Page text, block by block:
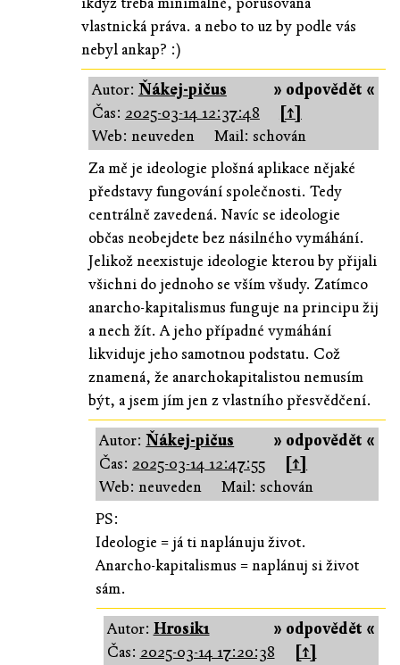
vlastnická práva. a nebo to uz by podle vás
nebyl ankap? :)
» odpovědět «
Autor: Ňákej-pičus
Čas: 2025-03-14 12:37:48
[↑]
Web: neuveden
Mail: schován
Za mě je ideologie plošná aplikace nějaké
představy fungování společnosti. Tedy
centrálně zavedená. Navíc se ideologie
občas neobejdete bez násilného vymáhání.
Jelikož neexistuje ideologie kterou by přijali
všichni do jednoho se vším všudy. Zatímco
anarcho-kapitalismus funguje na principu žij
a nech žít. A jeho případné vymáhání
likviduje jeho samotnou podstatu. Což
znamená, že anarchokapitalistou nemusím
být, a jsem jím jen z vlastního přesvědčení.
» odpovědět «
Autor:Ňákej-pičus
Čas: 2025-03-14 12:47:55
[↑]
Web: neuveden
Mail: schován
PS:
Ideologie = já ti naplánuju život.
Anarcho-kapitalismus = naplánuj si život
sám.
» odpovědět «
Autor: Hrosik1
Čas: 2025-03-14 17:20:38 [↑]